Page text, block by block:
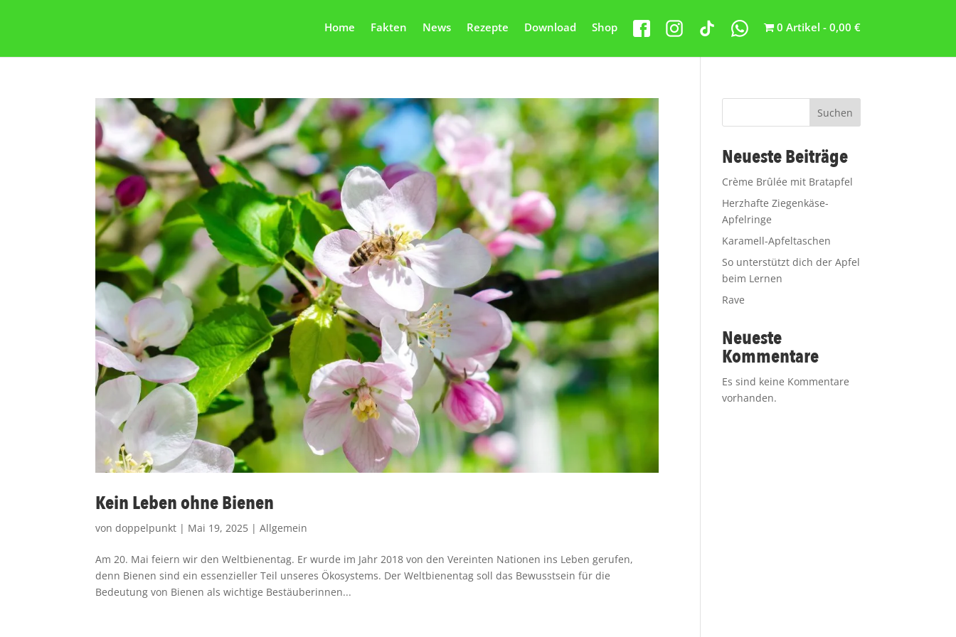
Home Fakten News Rezepte Download Shop 0 Artikel 0,00 €
Kein Leben ohne Bienen
vondoppelpunkt | Mai 19, 2025 |Allgemein
Am 20. Mai feiern wir den Weltbienentag. Er wurde im Jahr 2018 von den Vereinten Nationen ins Leben gerufen,
denn Bienen sind ein essenzieller Teil unseres Ökosystems. Der Weltbienentag soll das Bewusstsein für die
Bedeutung von Bienen als wichtige Bestäuberinnen...
Suchen
Neueste Beiträge
Crème Brûlée mit Bratapfel
Herzhafte Ziegenkäse-
Apfelringe
Karamell-Apfeltaschen
So unterstützt dich der Apfel
beim Lernen
Rave
Neueste
Kommentare
Es sind keine Kommentare
vorhanden.